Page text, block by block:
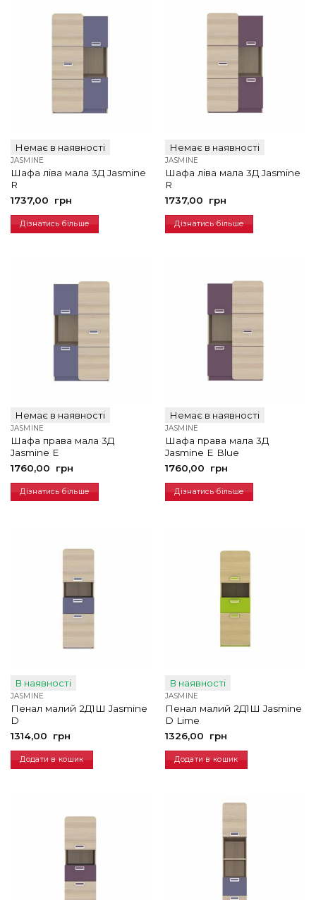
Немає в наявності
JASMINE
Шафа ліва мала 3Д Jasmine
R
1737,00
грн
Дізнатись більше
Немає в наявності
JASMINE
Шафа ліва мала 3Д Jasmine
R
1737,00
грн
Дізнатись більше
Немає в наявності
JASMINE
Шафа права мала 3Д
Jasmine E
1760,00
грн
Дізнатись більше
Немає в наявності
JASMINE
Шафа права мала 3Д
Jasmine E Blue
1760,00
грн
Дізнатись більше
В наявності
JASMINE
Пенал малий 2Д1Ш Jasmine
D
1314,00
грн
Додати в кошик
В наявності
JASMINE
Пенал малий 2Д1Ш Jasmine
D Lime
1326,00
грн
Додати в кошик